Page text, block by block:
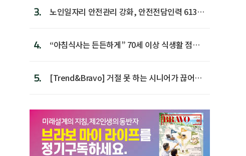
3.
노인일자리 안전관리 강화, 안전전담인력 613명
4.
“아침식사는 든든하게” 70세 이상 식생활 점수
5.
[Trend&Bravo] 거절 못 하는 시니어가 끊어야